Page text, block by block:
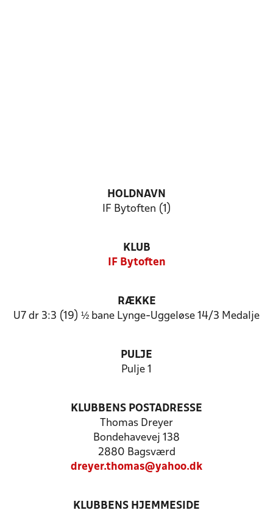
HOLDNAVN
IF Bytoften (1)
KLUB
IF Bytoften
RÆKKE
U7 dr 3:3 (19) ½ bane Lynge-Uggeløse 14/3 Medalje
PULJE
Pulje 1
KLUBBENS POSTADRESSE
Thomas Dreyer
Bondehavevej 138
2880 Bagsværd
dreyer.thomas@yahoo.dk
KLUBBENS HJEMMESIDE